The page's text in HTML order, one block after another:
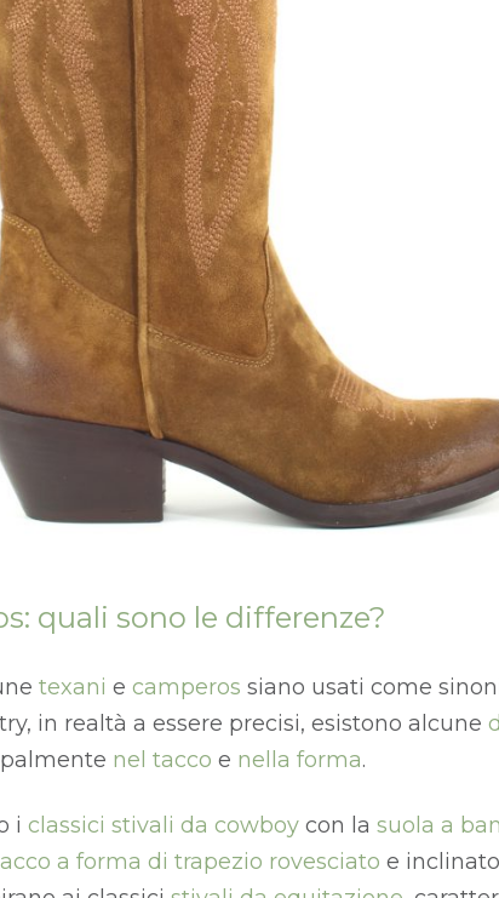
quali sono le differenze?
texani e camperos siano usati come
in realtà a essere precisi, esistono alcune
nel tacco e nella forma.
i classici stivali da cowboy con la suola a
a forma di trapezio rovesciato e